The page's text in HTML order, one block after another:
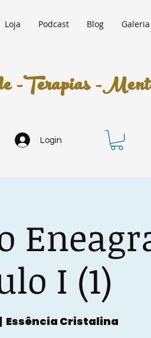
Loja Podcast Blog Galeria
-Terapias -
Login
I (1)
Essência Cristalina